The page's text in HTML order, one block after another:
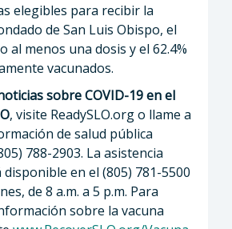
elegibles para recibir la
de San Luis Obispo, el
al menos una dosis y el 62.4%
vacunados.
sobre COVID-19 en el
, visite ReadySLO.org o llame a
de salud pública
788-2903. La asistencia
en el (805) 781-5500
de 8 a.m. a 5 p.m. Para
sobre la vacuna